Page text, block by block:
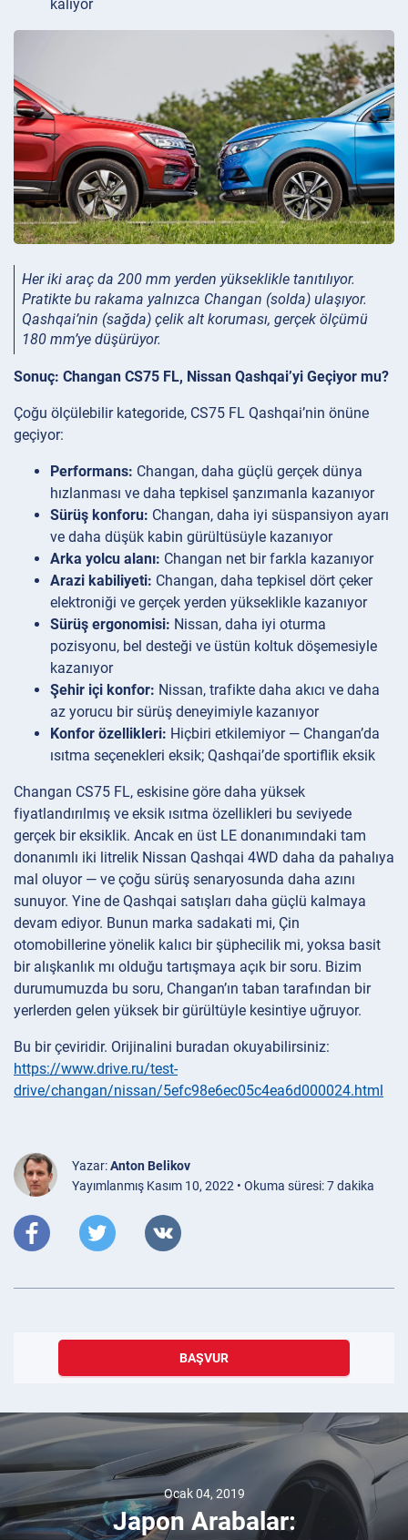
kalıyor
Her iki araç da 200 mm yerden yükseklikle tanıtılıyor.
Pratikte bu rakama yalnızca Changan (solda) ulaşıyor.
Qashqai’nin (sağda) çelik alt koruması, gerçek ölçümü
180 mm’ye düşürüyor.
Sonuç: Changan CS75 FL, Nissan Qashqai’yi Geçiyor mu?
Çoğu ölçülebilir kategoride, CS75 FL Qashqai’nin önüne
geçiyor:
Performans: Changan, daha güçlü gerçek dünya
hızlanması ve daha tepkisel şanzımanla kazanıyor
Sürüş konforu: Changan, daha iyi süspansiyon ayarı
ve daha düşük kabin gürültüsüyle kazanıyor
Arka yolcu alanı: Changan net bir farkla kazanıyor
Arazi kabiliyeti: Changan, daha tepkisel dört çeker
elektroniği ve gerçek yerden yükseklikle kazanıyor
Sürüş ergonomisi: Nissan, daha iyi oturma
pozisyonu, bel desteği ve üstün koltuk döşemesiyle
kazanıyor
Şehir içi konfor: Nissan, trafikte daha akıcı ve daha
az yorucu bir sürüş deneyimiyle kazanıyor
Konfor özellikleri: Hiçbiri etkilemiyor — Changan’da
ısıtma seçenekleri eksik; Qashqai’de sportiflik eksik
Changan CS75 FL, eskisine göre daha yüksek
fiyatlandırılmış ve eksik ısıtma özellikleri bu seviyede
gerçek bir eksiklik. Ancak en üst LE donanımındaki tam
donanımlı iki litrelik Nissan Qashqai 4WD daha da pahalıya
mal oluyor — ve çoğu sürüş senaryosunda daha azını
sunuyor. Yine de Qashqai satışları daha güçlü kalmaya
devam ediyor. Bunun marka sadakati mi, Çin
otomobillerine yönelik kalıcı bir şüphecilik mi, yoksa basit
bir alışkanlık mı olduğu tartışmaya açık bir soru. Bizim
durumumuzda bu soru, Changan’ın taban tarafından bir
yerlerden gelen yüksek bir gürültüyle kesintiye uğruyor.
Bu bir çeviridir. Orijinalini buradan okuyabilirsiniz:
https://www.drive.ru/test-
drive/changan/nissan/5efc98e6ec05c4ea6d000024.html
Yazar:Anton Belikov
Yayımlanmış Kasım 10, 2022 • Okuma süresi: 7 dakika
BAŞVUR
Ocak 04, 2019
Japon Arabalar: